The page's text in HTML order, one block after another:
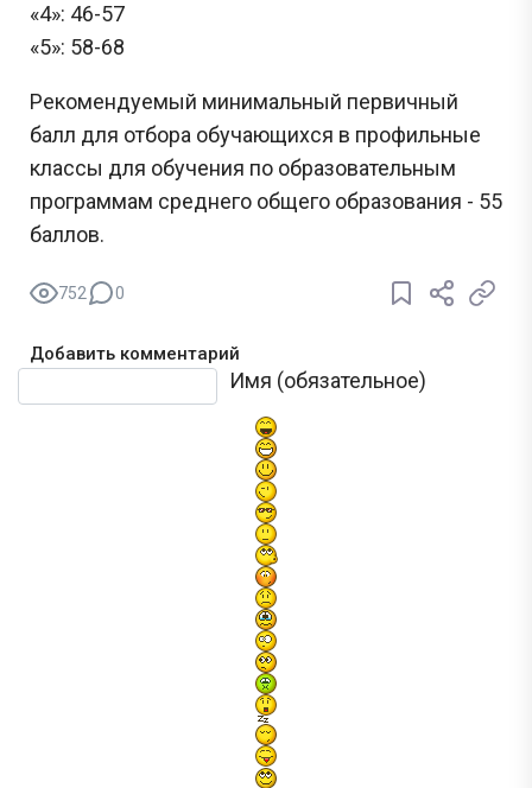
«4»: 46-57
«5»: 58-68
Рекомендуемый минимальный первичный
балл для отбора обучающихся в профильные
классы для обучения по образовательным
программам среднего общего образования - 55
баллов.
752 0
Добавить комментарий
Имя (обязательное)
Текст комментария